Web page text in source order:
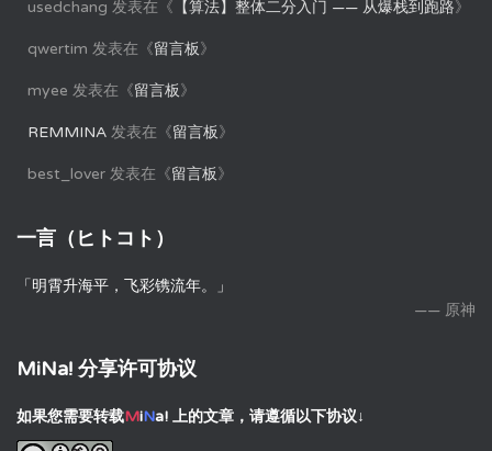
usedchang 发表在《 【算法】整体二分入门 —— 从爆栈到跑路》
qwertim 发表在《留言板》
myee 发表在《留言板》
REMMINA 发表在《留言板》
best_lover 发表在《留言板》
一言（ヒトコト）
「明霄升海平，飞彩镌流年。」
—— 原神
MiNa! 分享许可协议
如果您需要转载MiNa! 上的文章，请遵循以下协议↓